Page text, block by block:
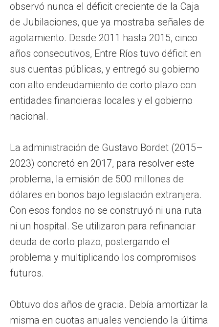
observó nunca el déficit creciente de la Caja
de Jubilaciones, que ya mostraba señales de
agotamiento. Desde 2011 hasta 2015, cinco
años consecutivos, Entre Ríos tuvo déficit en
sus cuentas públicas, y entregó su gobierno
con alto endeudamiento de corto plazo con
entidades financieras locales y el gobierno
nacional.
La administración de Gustavo Bordet (2015–
2023) concretó en 2017, para resolver este
problema, la emisión de 500 millones de
dólares en bonos bajo legislación extranjera.
Con esos fondos no se construyó ni una ruta
ni un hospital. Se utilizaron para refinanciar
deuda de corto plazo, postergando el
problema y multiplicando los compromisos
futuros.
Obtuvo dos años de gracia. Debía amortizar la
misma en cuotas anuales venciendo la última